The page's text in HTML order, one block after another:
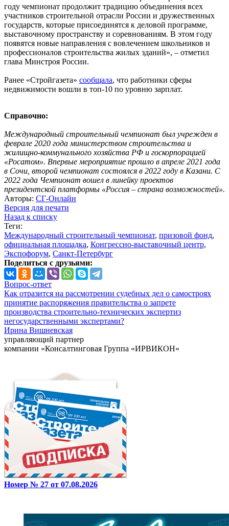
году чемпионат продолжит традицию объединения всех
участников строительной отрасли России и дружественных
государств, которые присоединятся к деловой программе,
выставочному пространству и соревнованиям. В этом году
появятся новые направления с вовлечением школьников и
профессионалов строительства жилых зданий», – отметил
глава Минстроя России.
Ранее «Стройгазета» сообщала, что работники сферы
недвижимости вошли в топ-10 по уровню зарплат.
Справочно:
Международный строительный чемпионат был учрежден в
феврале 2020 года министерством строительства и
жилищно-коммунального хозяйства РФ и госкорпорацией
«Росатом». Впервые мероприятие прошло в апреле 2021 года
в Сочи, второй чемпионат состоялся в 2022 году в Казани. С
2022 года Чемпионат вошел в линейку проектов
президентской платформы «Россия – страна возможностей».
Авторы: СГ-Онлайн
Версия для печати
Назад к списку
Теги:
Международный строительный чемпионат, призовой фонд,
официальная площадка, Конгрессно-выставочный центр,
Экспофорум, Санкт-Петербург
Поделиться с друзьями:
Вопрос-ответ
Как отразится на рассмотрении судебных дел о самостроях
принятие распоряжения правительства о запрете
производства строительно-технических экспертиз
негосударственными экспертами?
Ирина Вишневская
управляющий партнер
компании «Консалтинговая Группа «ИРВИКОН»
Номер № 27 от 07.08.2026